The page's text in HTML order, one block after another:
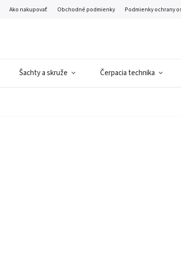
Ako nakupovať Obchodné podmienky Podmienky ochrany
Šachty a skruže Čerpacia technika